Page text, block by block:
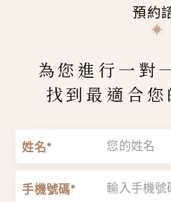
預約
為您進行一對
找到最適合
姓名*
手機號碼*